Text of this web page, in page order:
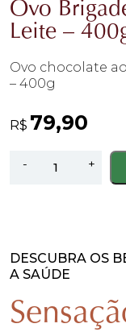
Ovo
Leite –
Ovo chocolate
– 400g
R$ 79,90
-
Ovo
Leite
+
DESCUBRA OS
A SAÚDE